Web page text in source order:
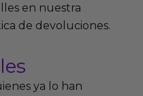
en nuestra
de devoluciones.
ya lo han